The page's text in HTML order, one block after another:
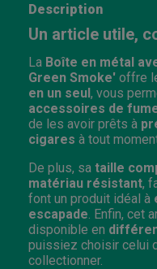
Description
Un article utile,
La Boîte en métal
Green Smoke' offre
en un seul, vous
accessoires de
de les avoir prêts à
cigares à tout
De plus, sa taille
matériau résistant,
font un produit idéal à
escapade . Enfin, cet
disponible en
puissiez choisir celui
collectionner.